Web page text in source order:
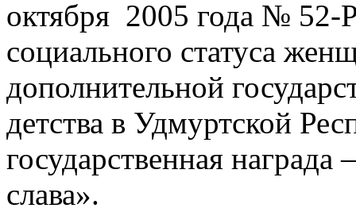
октября 2005 года № 52-
социального статуса
дополнительной
детства в Удмуртской
государственная
слава».